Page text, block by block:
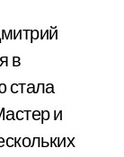
в
стала
и